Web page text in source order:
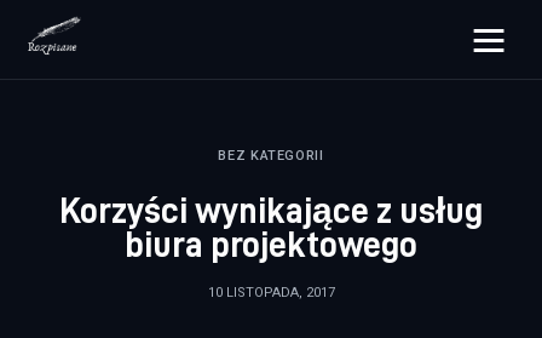
rozpisane.pl
Zdrowie
BEZ KATEGORII
Korzyści wynikające z usług
biura projektowego
10 LISTOPADA, 2017